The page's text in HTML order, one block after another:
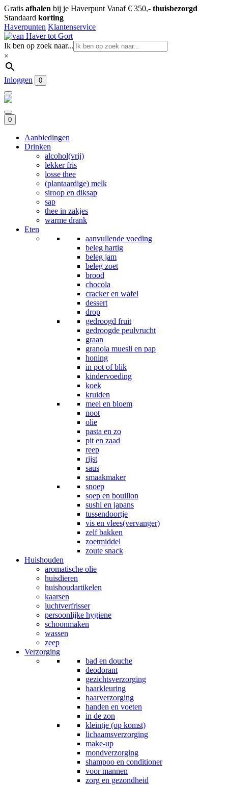
Gratis afhalen bij je Haverpunt Vanaf € 350,- thuisbezorgd
Standaard korting
Haverpunten Klantenservice
Ik ben op zoek naar...
×
Inloggen 0
0
Aanbiedingen
Drinken
alcohol(vrij)
lekker fris
losse thee
(plantaardige) melk
siroop en diksap
sap
thee in zakjes
warme drank
Eten
aanvullende voeding
beleg hartig
beleg jam
beleg zoet
brood
chocola
cracker en wafel
dessert
drop
gedroogd fruit
gedroogde peulvrucht
graan
granola muesli en pap
honing
in pot of blik
kindervoeding
koek
kruiden
meel en bloem
noot
olie
pasta en zo
pit en zaad
reep
rijst
saus
smaakmaker
snoep
soep en bouillon
sushi en japans
tussendoortje
vis en vlees(vervanger)
zelf bakken
zoetmiddel
zoute snack
Huishouden
aromatische olie
huisdieren
huishoudartikelen
kaarsen
luchtverfrisser
persoonlijke hygiene
schoonmaken
wassen
zeep
Verzorging
bad en douche
deodorant
gezichtsverzorging
haarkleuring
haarverzorging
handen en voeten
in de zon
kleintje (op komst)
lichaamsverzorging
make-up
mondverzorging
shampoo en conditioner
voor mannen
zorg en gezondheid